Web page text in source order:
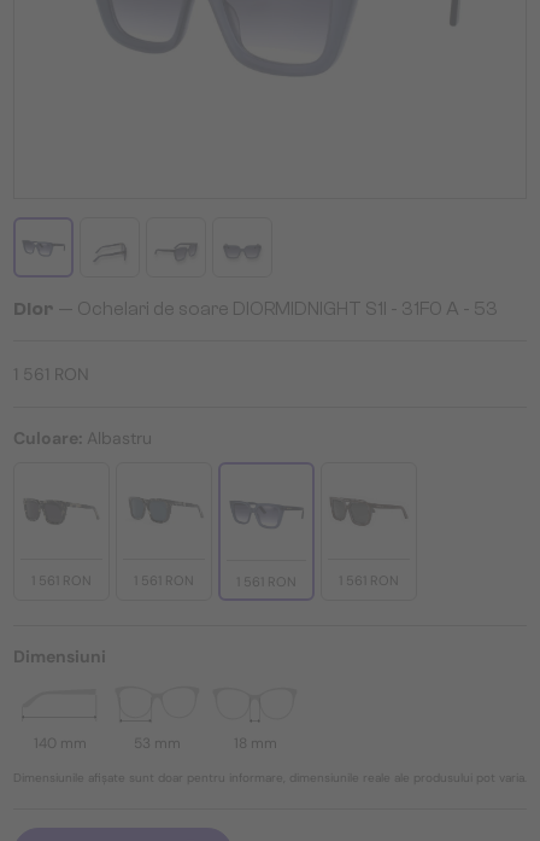
Dior — Ochelari de soare DIORMIDNIGHT S1I - 31F0 A - 53
1 561 RON
Culoare: Albastru
1 561 RON 1 561 RON 1 561 RON 1 561 RON
Dimensiuni
140 mm 53 mm 18 mm
Dimensiunile afișate sunt doar pentru informare, dimensiunile reale ale produsului pot varia.